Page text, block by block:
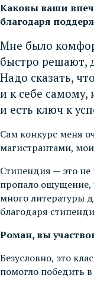
Каковы ваши
благодаря
Мне было
быстро решают,
Надо сказать,
и к себе самому,
и есть ключ к
Сам конкурс меня
магистрантами,
Стипендия — это не
пропало ощущение,
много литературы
благодаря
Роман, вы
Безусловно, это
помогло победить